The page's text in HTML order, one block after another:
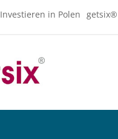
Investieren in Polen getsix®